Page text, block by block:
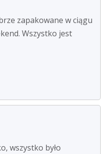
zapakowane w ciągu
Wszystko jest
wszystko było